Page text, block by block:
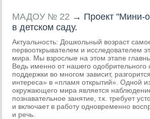
МАДОУ № 22 → Проект "Мини-
в детском саду.
Актуальность: Дошкольный возраст
первооткрывателем и исследователем
мира. Мы взрослые на этом этапе
Ведь именно от нашего
поддержки во многом зависит,
интереса» в «пламя открытий». Одной
окружающего мира является
познавательное занятие, т.к. требует
и включает в работу одновременно
и речь.